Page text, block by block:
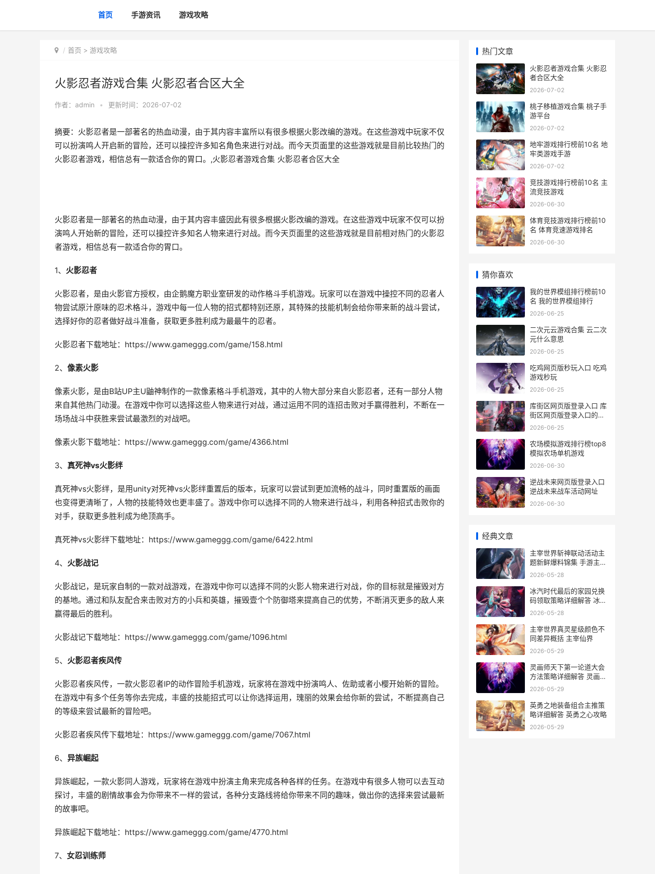
首页 手游资讯 游戏攻略
首页 > 游戏攻略
火影忍者游戏合集 火影忍者合区大全
作者： admin • 更新时间：2026-07-02
摘要：火影忍者是一部著名的热血动漫，由于其内容丰富所以有很多根据火影改编的游戏。在这些游戏中玩家不仅
可以扮演鸣人开启新的冒险，还可以操控许多知名角色来进行对战。而今天页面里的这些游戏就是目前比较热门的
火影忍者游戏，相信总有一款适合你的胃口。,火影忍者游戏合集 火影忍者合区大全
火影忍者是一部著名的热血动漫，由于其内容丰盛因此有很多根据火影改编的游戏。在这些游戏中玩家不仅可以扮
演鸣人开始新的冒险，还可以操控许多知名人物来进行对战。而今天页面里的这些游戏就是目前相对热门的火影忍
者游戏，相信总有一款适合你的胃口。
1、 火影忍者
火影忍者，是由火影官方授权，由企鹅魔方职业室研发的动作格斗手机游戏。玩家可以在游戏中操控不同的忍者人
物尝试原汁原味的忍术格斗，游戏中每一位人物的招式都特别还原，其特殊的技能机制会给你带来新的战斗尝试，
选择好你的忍者做好战斗准备，获取更多胜利成为最最牛的忍者。
火影忍者下载地址：https://www.gameggg.com/game/158.html
2、 像素火影
像素火影，是由B站UP主U鼬神制作的一款像素格斗手机游戏，其中的人物大部分来自火影忍者，还有一部分人物
来自其他热门动漫。在游戏中你可以选择这些人物来进行对战，通过运用不同的连招击败对手赢得胜利，不断在一
场场战斗中获胜来尝试最激烈的对战吧。
像素火影下载地址：https://www.gameggg.com/game/4366.html
3、 真死神vs火影绊
真死神vs火影绊，是用unity对死神vs火影绊重置后的版本，玩家可以尝试到更加流畅的战斗，同时重置版的画面
也变得更清晰了，人物的技能特效也更丰盛了。游戏中你可以选择不同的人物来进行战斗，利用各种招式击败你的
对手，获取更多胜利成为绝顶高手。
真死神vs火影绊下载地址：https://www.gameggg.com/game/6422.html
4、 火影战记
火影战记，是玩家自制的一款对战游戏，在游戏中你可以选择不同的火影人物来进行对战，你的目标就是摧毁对方
的基地。通过和队友配合来击败对方的小兵和英雄，摧毁壹个个防御塔来提高自己的优势，不断消灭更多的敌人来
赢得最后的胜利。
火影战记下载地址：https://www.gameggg.com/game/1096.html
5、 火影忍者疾风传
火影忍者疾风传，一款火影忍者IP的动作冒险手机游戏，玩家将在游戏中扮演鸣人、佐助或者小樱开始新的冒险。
在游戏中有多个任务等你去完成，丰盛的技能招式可以让你选择运用，瑰丽的效果会给你新的尝试，不断提高自己
的等级来尝试最新的冒险吧。
火影忍者疾风传下载地址：https://www.gameggg.com/game/7067.html
6、 异族崛起
异族崛起，一款火影同人游戏，玩家将在游戏中扮演主角来完成各种各样的任务。在游戏中有很多人物可以去互动
探讨，丰盛的剧情故事会为你带来不一样的尝试，各种分支路线将给你带来不同的趣味，做出你的选择来尝试最新
的故事吧。
异族崛起下载地址：https://www.gameggg.com/game/4770.html
7、 女忍训练师
热门文章
火影忍者游戏合集 火影忍
者合区大全
2026-07-02
桃子移植游戏合集 桃子手
游平台
2026-07-02
地牢游戏排行榜前10名 地
牢类游戏手游
2026-07-02
竞技游戏排行榜前10名 主
流竞技游戏
2026-06-30
体育竞技游戏排行榜前10
名 体育竞速游戏排名
2026-06-30
猜你喜欢
我的世界模组排行榜前10
名 我的世界模组排行
2026-06-25
二次元云游戏合集 云二次
元什么意思
2026-06-25
吃鸡网页版秒玩入口 吃鸡
游戏秒玩
2026-06-25
库街区网页版登录入口 库
街区网页版登录入口的功
能介绍
2026-06-25
农场模拟游戏排行榜top8
模拟农场单机游戏
2026-06-30
逆战未来网页版登录入口
逆战未来战车活动网址
2026-06-30
经典文章
主宰世界斩神联动活动主
题新鲜爆料锦集 手游主宰
世界
2026-05-28
冰汽时代最后的家园兑换
码领取策略详细解答 冰汽
时代最后的家园
2026-05-28
主宰世界真灵星级颜色不
同差异概括 主宰仙界
2026-05-29
灵画师天下第一论道大会
方法策略详细解答 灵画师
天下第一怎么预测
2026-05-29
英勇之地装备组合主推策
略详细解答 英勇之心攻略
2026-05-29